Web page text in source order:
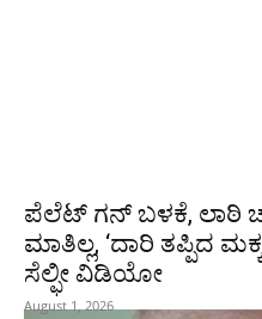
ಪೆಲೆಟ್ ಗನ್ ಬಳಕೆ, ಲಾಠಿ
ಮಾತಿಲ್ಲ, ‘ದಾರಿ ತಪ್ಪಿದ
ಸೆಲ್ಫೀ ವಿಡಿಯೋ
August 1, 2026